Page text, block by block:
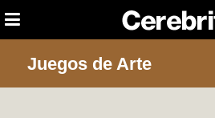
Juegos de Arte